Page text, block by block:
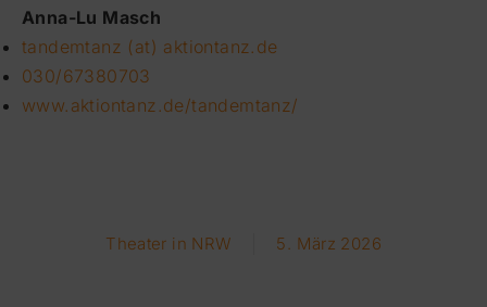
Anna-Lu Masch
tandemtanz (at) aktiontanz.de
030/67380703
www.aktiontanz.de/tandemtanz/
Theater in NRW 5. März 2026